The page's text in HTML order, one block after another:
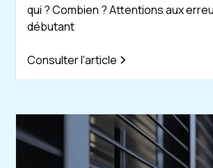
qui ? Combien ? Attentions aux
débutant
Consulter l'article